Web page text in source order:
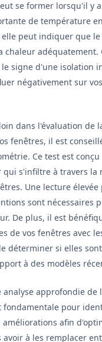
se former lorsqu'il y
de température
elle peut indiquer que
chaleur adéquatement.
signe d'une isolation
négativement sur
dans l'évaluation de
fenêtres, il est
Ce test est
s'infiltre à travers la
Une lecture
sont nécessaires
De plus, il est
de vos fenêtres avec
déterminer si elles
à des modèles
analyse approfondie de
fondamentale pour
améliorations afin
à les remplacer